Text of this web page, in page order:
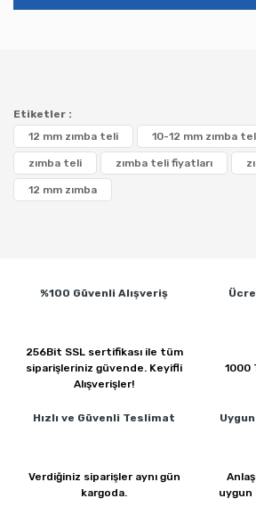
Etiketler :
12 mm zımba teli
10-12 mm zımba
zımba teli zımba teli fiyatları
12 mm zımba
%100 Güvenli Alışveriş
256Bit SSL sertifikası ile tüm
siparişleriniz güvende. Keyifli
Alışverişler!
1000
Hızlı ve Güvenli Teslimat
Verdiğiniz siparişler aynı gün
kargoda.